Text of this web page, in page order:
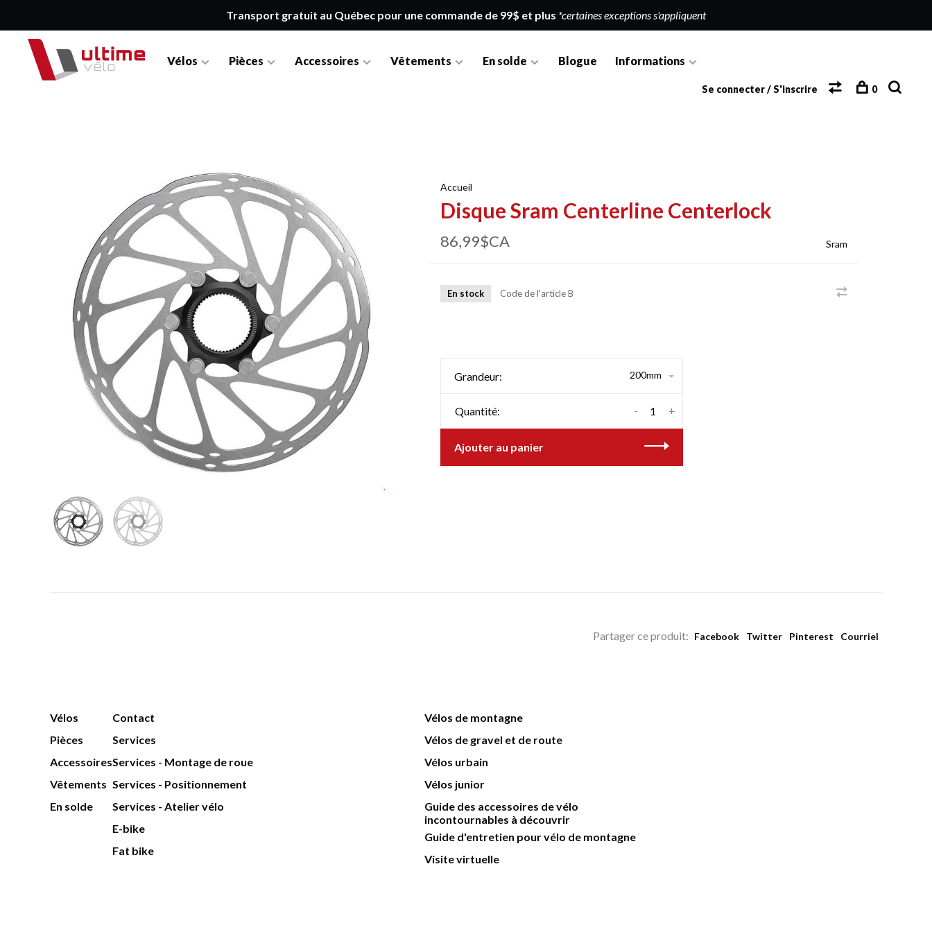
Transport gratuit au Québec pour une commande de 99$ et plus *certaines exceptions s'appliquent
Vélos Pièces Accessoires Vêtements En solde Blogue Informations
Se connecter / S'inscrire 0
Accueil
Disque Sram Centerline Centerlock
86,99$CA Sram
En stock Code de l'articleB
Grandeur: 200mm
Quantité: +
-
Ajouter au panier
Partager ce produit: Facebook Twitter Pinterest Courriel
Vélos
Pièces
Accessoires
Vêtements
En solde
Contact
Services
Services - Montage de roue
Services - Positionnement
Services - Atelier vélo
E-bike
Fat bike
Vélos de montagne
Vélos de gravel et de route
Vélos urbain
Vélos junior
Guide des accessoires de vélo
incontournables à découvrir
Guide d'entretien pour vélo de montagne
Visite virtuelle